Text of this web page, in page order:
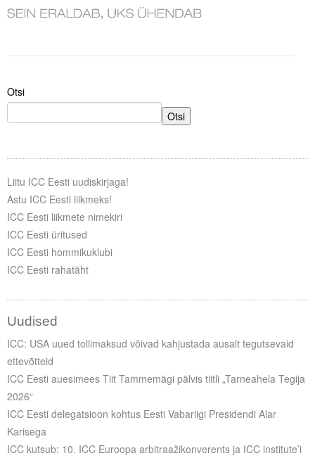
Digiraamatukogu
Liitu meililistiga
Oskusteave
Incoterms® 2020
Otsi
Otsi
Liitu ICC Eesti uudiskirjaga!
Astu ICC Eesti liikmeks!
ICC Eesti liikmete nimekiri
ICC Eesti üritused
ICC Eesti hommikuklubi
ICC Eesti rahatäht
Uudised
ICC: USA uued tollimaksud võivad kahjustada ausalt tegutsevaid
ettevõtteid
ICC Eesti auesimees Tiit Tammemägi pälvis tiitli „Tarneahela Tegija
2026“
ICC Eesti delegatsioon kohtus Eesti Vabariigi Presidendi Alar
Karisega
ICC kutsub: 10. ICC Euroopa arbitraažikonverents ja ICC institute’i